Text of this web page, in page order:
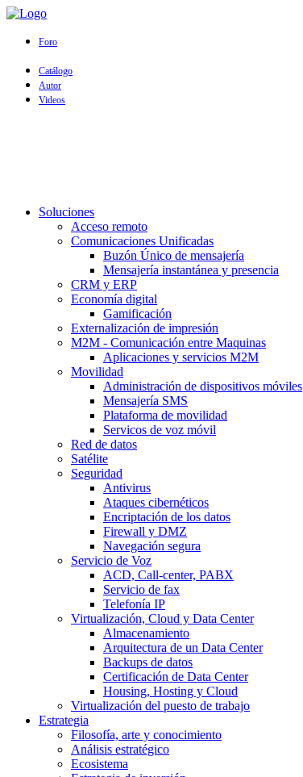
Foro
Catálogo
Autor
Videos
Soluciones
Acceso remoto
Comunicaciones Unificadas
Buzón Único de mensajería
Mensajería instantánea y presencia
CRM y ERP
Economía digital
Gamificación
Externalización de impresión
M2M - Comunicación entre Maquinas
Aplicaciones y servicios M2M
Movilidad
Administración de dispositivos móviles
Mensajería SMS
Plataforma de movilidad
Servicos de voz móvil
Red de datos
Satélite
Seguridad
Antivirus
Ataques cibernéticos
Encriptación de los datos
Firewall y DMZ
Navegación segura
Servicio de Voz
ACD, Call-center, PABX
Servicio de fax
Telefonía IP
Virtualización, Cloud y Data Center
Almacenamiento
Arquitectura de un Data Center
Backups de datos
Certificación de Data Center
Housing, Hosting y Cloud
Virtualización del puesto de trabajo
Estrategia
Filosofía, arte y conocimiento
Análisis estratégico
Ecosistema